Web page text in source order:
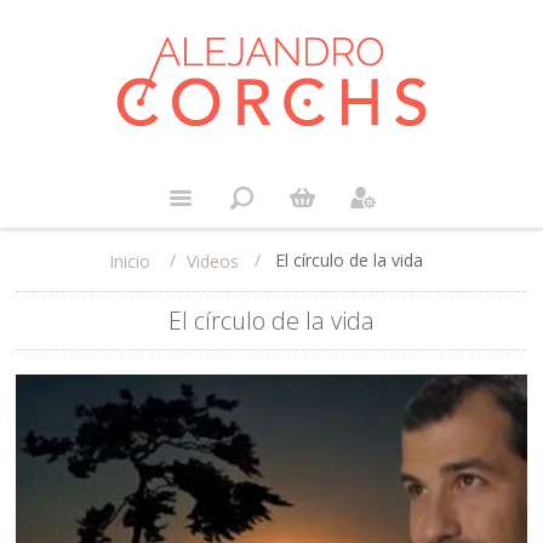
Inicio / Videos / El círculo de la vida
El círculo de la vida